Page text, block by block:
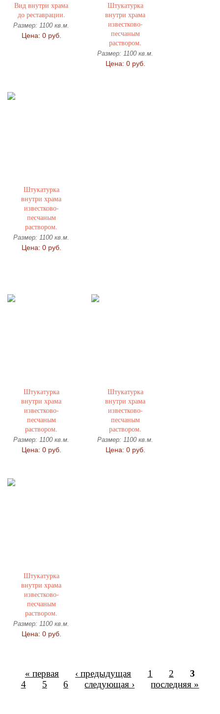
Вид внутри храма
до реставрации.
Размер: 1100 кв.м.
Цена: 0 руб.
Штукатурка
внутри храма
известково-
песчаным
раствором.
Размер: 1100 кв.м.
Цена: 0 руб.
Штукатурка
внутри храма
известково-
песчаным
раствором.
Размер: 1100 кв.м.
Цена: 0 руб.
Штукатурка
внутри храма
известково-
песчаным
раствором.
Размер: 1100 кв.м.
Цена: 0 руб.
Штукатурка
внутри храма
известково-
песчаным
раствором.
Размер: 1100 кв.м.
Цена: 0 руб.
Штукатурка
внутри храма
известково-
песчаным
раствором.
Размер: 1100 кв.м.
Цена: 0 руб.
« первая ‹ предыдущая 1 2
3
4
5 6 следующая › последняя »